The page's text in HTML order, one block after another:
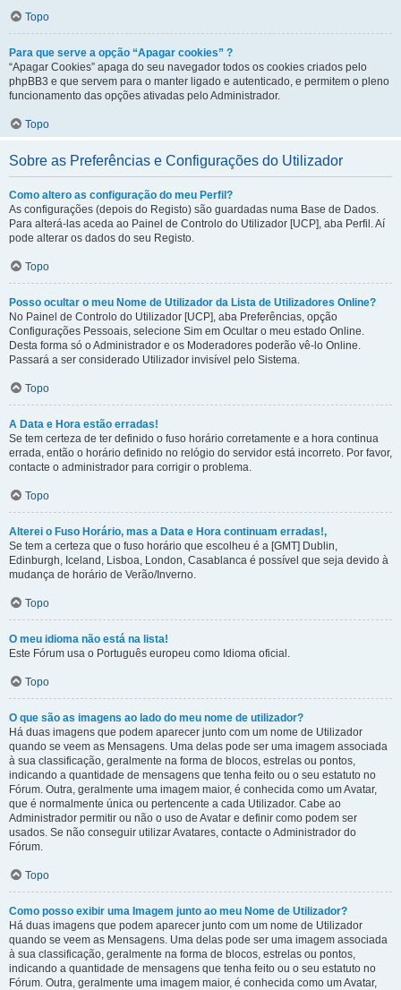
Topo
Para que serve a opção “Apagar cookies” ?
“Apagar Cookies” apaga do seu navegador todos os cookies criados pelo
phpBB3 e que servem para o manter ligado e autenticado, e permitem o pleno
funcionamento das opções ativadas pelo Administrador.
Topo
Sobre as Preferências e Configurações do Utilizador
Como altero as configuração do meu Perfil?
As configurações (depois do Registo) são guardadas numa Base de Dados.
Para alterá-las aceda ao Painel de Controlo do Utilizador [UCP], aba Perfil. Aí
pode alterar os dados do seu Registo.
Topo
Posso ocultar o meu Nome de Utilizador da Lista de Utilizadores Online?
No Painel de Controlo do Utilizador [UCP], aba Preferências, opção
Configurações Pessoais, selecione Sim em Ocultar o meu estado Online.
Desta forma só o Administrador e os Moderadores poderão vê-lo Online.
Passará a ser considerado Utilizador invisível pelo Sistema.
Topo
A Data e Hora estão erradas!
Se tem certeza de ter definido o fuso horário corretamente e a hora continua
errada, então o horário definido no relógio do servidor está incorreto. Por favor,
contacte o administrador para corrigir o problema.
Topo
Alterei o Fuso Horário, mas a Data e Hora continuam erradas!,
Se tem a certeza que o fuso horário que escolheu é a [GMT] Dublin,
Edinburgh, Iceland, Lisboa, London, Casablanca é possível que seja devido à
mudança de horário de Verão/Inverno.
Topo
O meu idioma não está na lista!
Este Fórum usa o Português europeu como Idioma oficial.
Topo
O que são as imagens ao lado do meu nome de utilizador?
Há duas imagens que podem aparecer junto com um nome de Utilizador
quando se veem as Mensagens. Uma delas pode ser uma imagem associada
à sua classificação, geralmente na forma de blocos, estrelas ou pontos,
indicando a quantidade de mensagens que tenha feito ou o seu estatuto no
Fórum. Outra, geralmente uma imagem maior, é conhecida como um Avatar,
que é normalmente única ou pertencente a cada Utilizador. Cabe ao
Administrador permitir ou não o uso de Avatar e definir como podem ser
usados. Se não conseguir utilizar Avatares, contacte o Administrador do
Fórum.
Topo
Como posso exibir uma Imagem junto ao meu Nome de Utilizador?
Há duas imagens que podem aparecer junto com um nome de Utilizador
quando se veem as Mensagens. Uma delas pode ser uma imagem associada
à sua classificação, geralmente na forma de blocos, estrelas ou pontos,
indicando a quantidade de mensagens que tenha feito ou o seu estatuto no
Fórum. Outra, geralmente uma imagem maior, é conhecida como um Avatar,